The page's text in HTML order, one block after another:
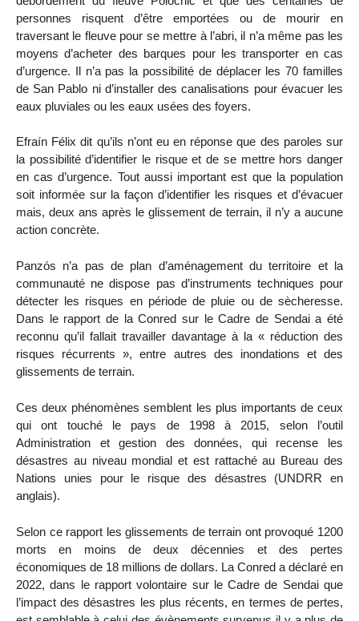
personnes risquent d’être emportées ou de mourir en
traversant le fleuve pour se mettre à l’abri, il n’a même pas les
moyens d’acheter des barques pour les transporter en cas
d’urgence. Il n’a pas la possibilité de déplacer les 70 familles
de San Pablo ni d’installer des canalisations pour évacuer les
eaux pluviales ou les eaux usées des foyers.
Efraín Félix dit qu’ils n’ont eu en réponse que des paroles sur
la possibilité d’identifier le risque et de se mettre hors danger
en cas d’urgence. Tout aussi important est que la population
soit informée sur la façon d’identifier les risques et d’évacuer
mais, deux ans après le glissement de terrain, il n’y a aucune
action concrète.
Panzós n’a pas de plan d’aménagement du territoire et la
communauté ne dispose pas d’instruments techniques pour
détecter les risques en période de pluie ou de sècheresse.
Dans le rapport de la Conred sur le Cadre de Sendai a été
reconnu qu’il fallait travailler davantage à la « réduction des
risques récurrents », entre autres des inondations et des
glissements de terrain.
Ces deux phénomènes semblent les plus importants de ceux
qui ont touché le pays de 1998 à 2015, selon l’outil
Administration et gestion des données, qui recense les
désastres au niveau mondial et est rattaché au Bureau des
Nations unies pour le risque des désastres (UNDRR en
anglais).
Selon ce rapport les glissements de terrain ont provoqué 1200
morts en moins de deux décennies et des pertes
économiques de 18 millions de dollars. La Conred a déclaré en
2022, dans le rapport volontaire sur le Cadre de Sendai que
l’impact des désastres les plus récents, en termes de pertes,